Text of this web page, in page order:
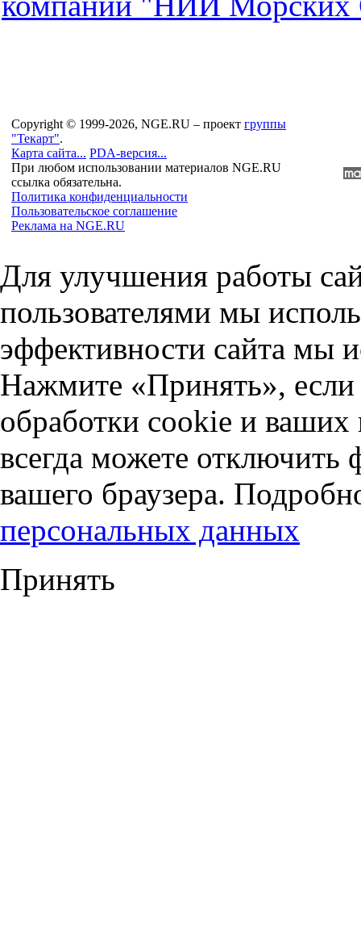
Copyright © 1999-2026, NGE.RU – проект группы
"Текарт".
Карта сайта... PDA-версия...
При любом использовании материалов NGE.RU
ссылка обязательна.
Политика конфиденциальности
Пользовательское соглашение
Реклама на NGE.RU
Для улучшения работы
пользователями мы
эффективности сайта мы
Нажмите «Принять», если
обработки cookie и
всегда можете отключить
вашего браузера.
персональных данных
Принять